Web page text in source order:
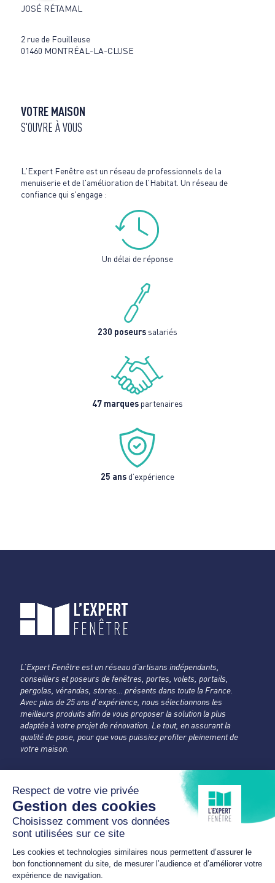
JOSÉ RÉTAMAL
2 rue de Fouilleuse
01460 MONTRÉAL-LA-CLUSE
VOTRE MAISON
S'OUVRE À VOUS
L'Expert Fenêtre est un réseau de professionnels de la
menuiserie et de l'amélioration de l'Habitat. Un réseau de
confiance qui s'engage :
Un délai de réponse
230 poseurssalariés
47 marquespartenaires
25 ansd’expérience
L’Expert Fenêtre est un réseau d’artisans indépendants,
conseillers et poseurs de fenêtres, portes, volets, portails,
pergolas, vérandas, stores… présents dans toute la France.
Avec plus de 25 ans d’expérience, nous sélectionnons les
meilleurs produits afin de vous proposer la solution la plus
adaptée à votre projet de rénovation. Le tout, en assurant la
qualité de pose, pour que vous puissiez profiter pleinement de
votre maison.
CONFORT & FERMETURES
L'Expert Fenêtre
Ain
2 rue de Fouilleuse
01460 MONTRÉAL-LA-CLUSE
04 74 76 60 12
confortetfermetures@orange.fr